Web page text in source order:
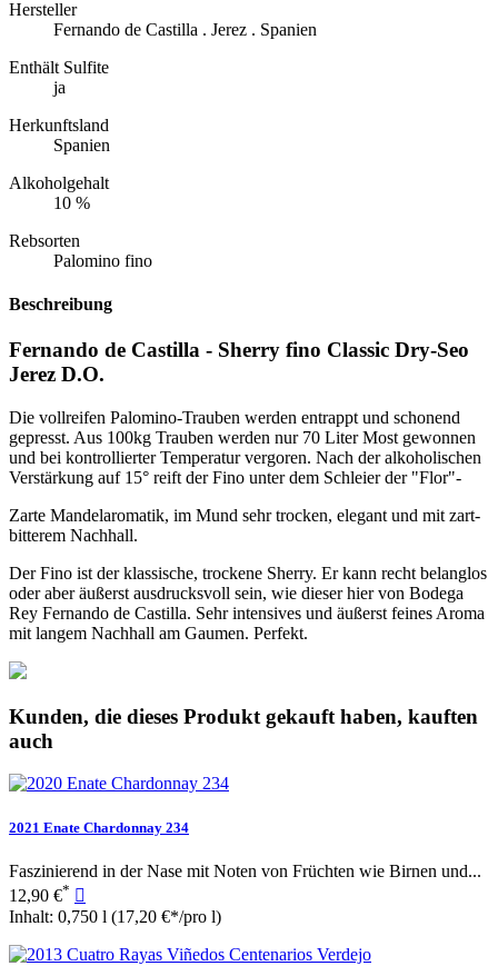
Hersteller
Fernando de Castilla . Jerez . Spanien
Enthält Sulfite
ja
Herkunftsland
Spanien
Alkoholgehalt
10 %
Rebsorten
Palomino fino
Beschreibung
Fernando de Castilla - Sherry fino Classic Dry-Seo
Jerez D.O.
Die vollreifen Palomino-Trauben werden entrappt und schonend
gepresst. Aus 100kg Trauben werden nur 70 Liter Most gewonnen
und bei kontrollierter Temperatur vergoren. Nach der alkoholischen
Verstärkung auf 15° reift der Fino unter dem Schleier der "Flor"-
Zarte Mandelaromatik, im Mund sehr trocken, elegant und mit zart-
bitterem Nachhall.
Der Fino ist der klassische, trockene Sherry. Er kann recht belanglos
oder aber äußerst ausdrucksvoll sein, wie dieser hier von Bodega
Rey Fernando de Castilla. Sehr intensives und äußerst feines Aroma
mit langem Nachhall am Gaumen. Perfekt.
Kunden, die dieses Produkt gekauft haben, kauften
auch
2021 Enate Chardonnay 234
Faszinierend in der Nase mit Noten von Früchten wie Birnen und...
12,90 €* 
Inhalt: 0,750 l (17,20 €*/pro l)